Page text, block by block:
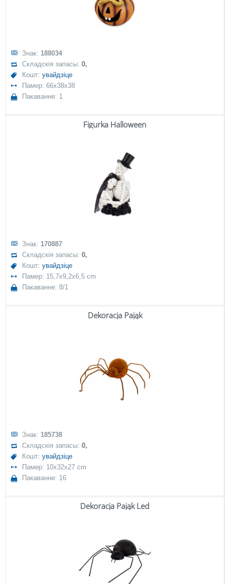
Знак: 188034
Складскія запасы:0,
Кошт:увайдзіце
Памер: 66x38x38
Пакаванне: 1
Figurka Halloween
Знак: 170887
Складскія запасы:0,
Кошт:увайдзіце
Памер: 15,7x9,2x6,5 cm
Пакаванне: 8/1
Dekoracja Pająk
Знак: 185738
Складскія запасы:0,
Кошт:увайдзіце
Памер: 10x32x27 cm
Пакаванне: 16
Dekoracja Pająk Led